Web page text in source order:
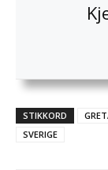
STIKKORD
SVERIGE